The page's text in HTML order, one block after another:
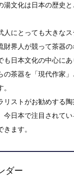
湯文化は日本の歴史
人にとっても大きなス
財界人が競って茶器
日本文化の中心にあ
の茶器を「現代作家
リストがお勧めする
今日本で注目されて
ます。
ダー